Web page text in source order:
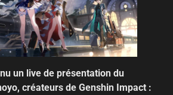
un live de présentation du
créateurs de Genshin Impact :